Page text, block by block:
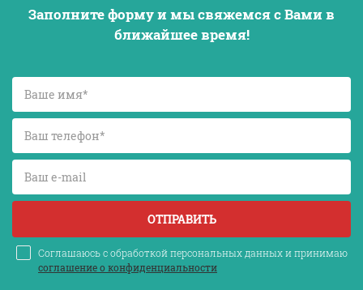
Заполните форму и мы свяжемся с Вами в
ближайшее время!
ОТПРАВИТЬ
Соглашаюсь с обработкой персональных данных и принимаю
соглашение о конфиденциальности